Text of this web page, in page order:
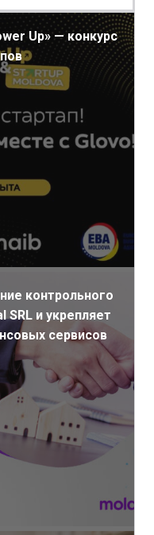
Up» — конкурс
контрольного
SRL и укрепляет
сервисов